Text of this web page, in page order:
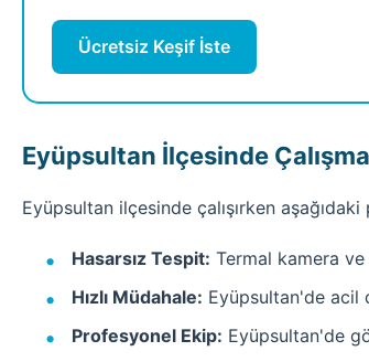
Ücretsiz Keşif İste
Eyüpsultan İlçesinde
Eyüpsultan ilçesinde çalışırken
Hasarsız Tespit: Termal kamera
Hızlı Müdahale: Eyüpsultan'de acil
Profesyonel Ekip: Eyüpsultan'de